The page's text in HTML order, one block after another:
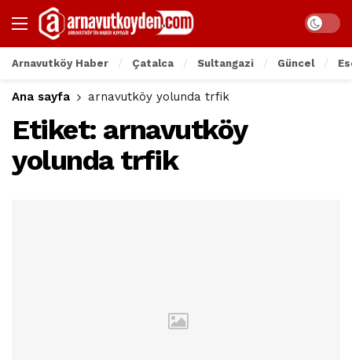
Arnavutköy Haber Çatalca Sultangazi Güncel
Ana sayfa arnavutköy yolunda trfik
Etiket: arnavutköy
yolunda trfik